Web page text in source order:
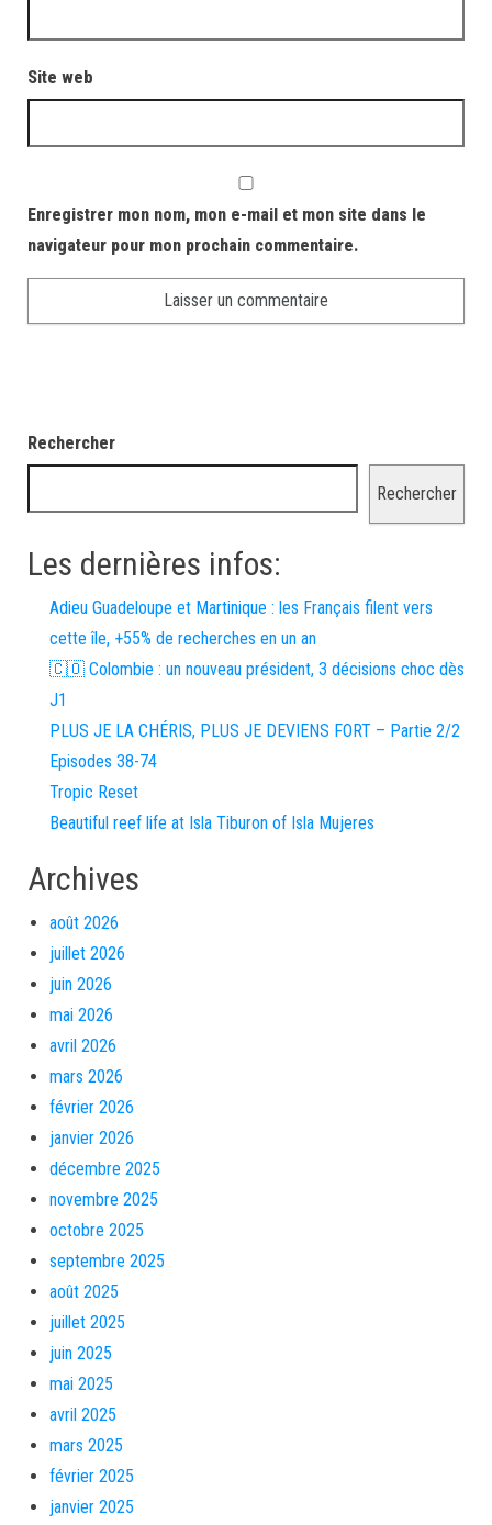
Site web
Enregistrer mon nom, mon e-mail et mon site dans le
navigateur pour mon prochain commentaire.
Rechercher
Rechercher
Les dernières infos:
Adieu Guadeloupe et Martinique : les Français filent vers
cette île, +55% de recherches en un an
🇨🇴 Colombie : un nouveau président, 3 décisions choc dès
J1
PLUS JE LA CHÉRIS, PLUS JE DEVIENS FORT – Partie 2/2
Episodes 38-74
Tropic Reset
Beautiful reef life at Isla Tiburon of Isla Mujeres
Archives
août 2026
juillet 2026
juin 2026
mai 2026
avril 2026
mars 2026
février 2026
janvier 2026
décembre 2025
novembre 2025
octobre 2025
septembre 2025
août 2025
juillet 2025
juin 2025
mai 2025
avril 2025
mars 2025
février 2025
janvier 2025